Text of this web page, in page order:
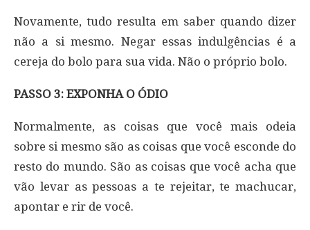
Novamente, tudo resulta em saber quando dizer
não a si mesmo. Negar essas indulgências é a
cereja do bolo para sua vida. Não o próprio bolo.
PASSO 3: EXPONHA O ÓDIO
Normalmente, as coisas que você mais odeia
sobre si mesmo são as coisas que você esconde do
resto do mundo. São as coisas que você acha que
vão levar as pessoas a te rejeitar, te machucar,
apontar e rir de você.